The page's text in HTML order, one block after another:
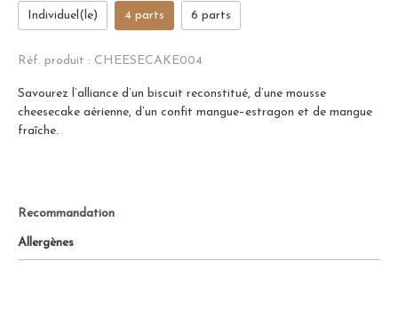
Individuel(le) 4 parts 6 parts
Réf. produit : CHEESECAKE004
Savourez l’alliance d’un biscuit reconstitué, d’une mousse
cheesecake aérienne, d’un confit mangue–estragon et de mangue
fraîche.
Recommandation
Allergènes